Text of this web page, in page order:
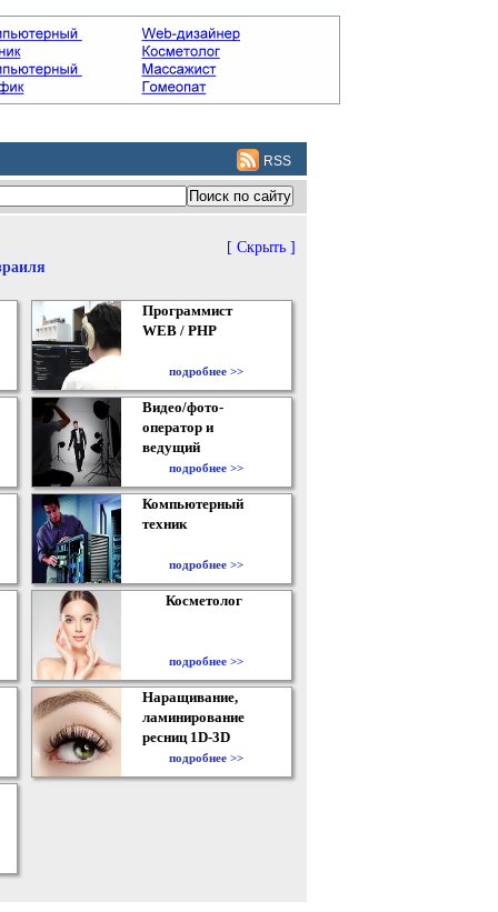
RSS
[ Скрыть ]
Программист
WEB / PHP
подробнее >>
Видео/фото-
оператор и
ведущий
подробнее >>
Компьютерный
техник
подробнее >>
Косметолог
подробнее >>
Наращивание,
ламинирование
ресниц 1D-3D
подробнее >>